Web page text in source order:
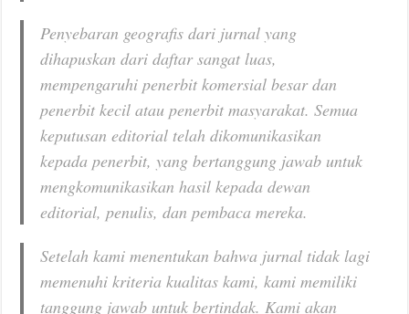
Penyebaran geografis dari jurnal yang
dihapuskan dari daftar sangat luas,
mempengaruhi penerbit komersial besar dan
penerbit kecil atau penerbit masyarakat. Semua
keputusan editorial telah dikomunikasikan
kepada penerbit, yang bertanggung jawab untuk
mengkomunikasikan hasil kepada dewan
editorial, penulis, dan pembaca mereka.
Setelah kami menentukan bahwa jurnal tidak lagi
memenuhi kriteria kualitas kami, kami memiliki
tanggung jawab untuk bertindak. Kami akan